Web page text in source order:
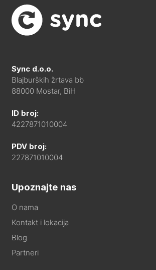
Sync d.o.o.
Blajburških žrtava bb
88000 Mostar, BiH
ID broj:
4227871010004
PDV broj:
227871010004
Upoznajte nas
O nama
Kontakt i lokacija
Blog
Partneri